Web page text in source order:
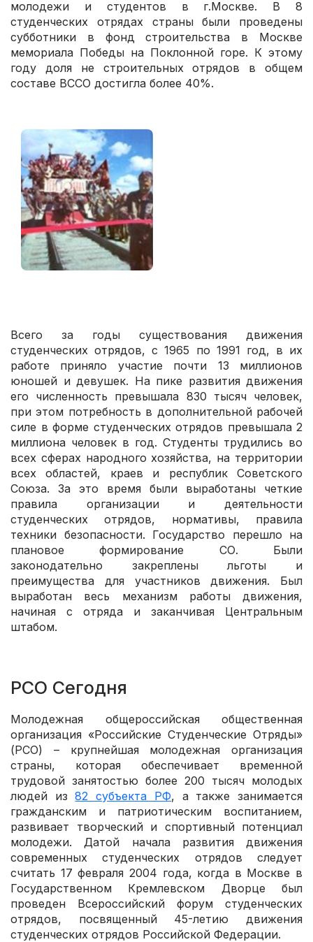
молодежи и студентов в г.Москве. В 8
студенческих отрядах страны были проведены
субботники в фонд строительства в Москве
мемориала Победы на Поклонной горе. К этому
году доля не строительных отрядов в общем
составе ВССО достигла более 40%.
Всего за годы существования движения
студенческих отрядов, с 1965 по 1991 год, в их
работе приняло участие почти 13 миллионов
юношей и девушек. На пике развития движения
его численность превышала 830 тысяч человек,
при этом потребность в дополнительной рабочей
силе в форме студенческих отрядов превышала 2
миллиона человек в год. Студенты трудились во
всех сферах народного хозяйства, на территории
всех областей, краев и республик Советского
Союза. За это время были выработаны четкие
правила организации и деятельности
студенческих отрядов, нормативы, правила
техники безопасности. Государство перешло на
плановое формирование СО. Были
законодательно закреплены льготы и
преимущества для участников движения. Был
выработан весь механизм работы движения,
начиная с отряда и заканчивая Центральным
штабом.
РСО Сегодня
Молодежная общероссийская общественная
организация «Российские Студенческие Отряды»
(РСО) – крупнейшая молодежная организация
страны, которая обеспечивает временной
трудовой занятостью более 200 тысяч молодых
людей из82 субъекта РФ, а также занимается
гражданским и патриотическим воспитанием,
развивает творческий и спортивный потенциал
молодежи. Датой начала развития движения
современных студенческих отрядов следует
считать 17 февраля 2004 года, когда в Москве в
Государственном Кремлевском Дворце был
проведен Всероссийский форум студенческих
отрядов, посвященный 45-летию движения
студенческих отрядов Российской Федерации.